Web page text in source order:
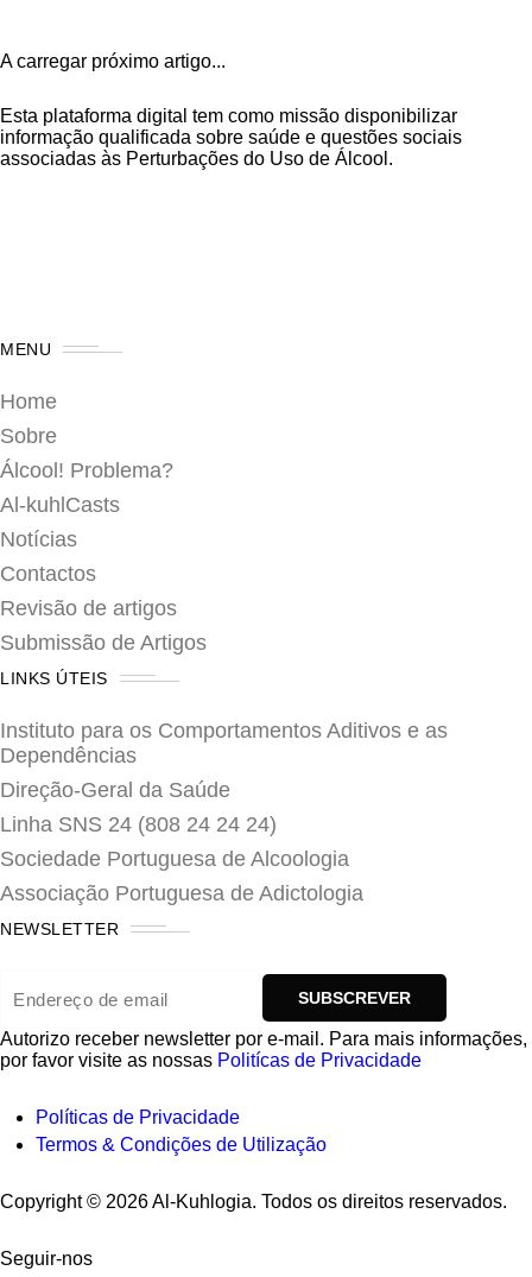
A carregar próximo artigo...
Esta plataforma digital tem como missão disponibilizar
informação qualificada sobre saúde e questões sociais
associadas às Perturbações do Uso de Álcool.
MENU
Home
Sobre
Álcool! Problema?
Al-kuhlCasts
Notícias
Contactos
Revisão de artigos
Submissão de Artigos
LINKS ÚTEIS
Instituto para os Comportamentos Aditivos e as
Dependências
Direção-Geral da Saúde
Linha SNS 24 (808 24 24 24)
Sociedade Portuguesa de Alcoologia
Associação Portuguesa de Adictologia
NEWSLETTER
Autorizo ​​receber newsletter por e-mail. Para mais informações,
por favor visite as nossas Politícas de Privacidade
Políticas de Privacidade
Termos & Condições de Utilização
Copyright © 2026 Al-Kuhlogia. Todos os direitos reservados.
Seguir-nos